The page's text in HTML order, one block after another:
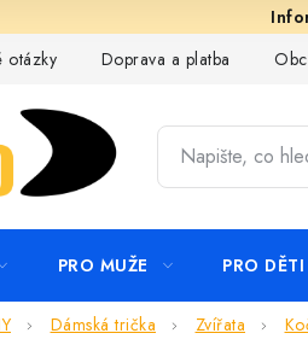
otázky Doprava a platba
PRO MUŽE PRO DĚTI
Dámská trička Zvířata